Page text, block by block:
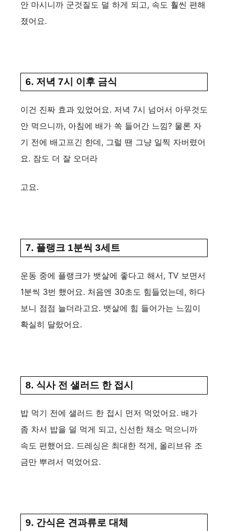
안 마시니까 군것질도 덜 하게 되고, 속도 훨씬 편해
졌어요.
6. 저녁 7시 이후 금식
이건 진짜 효과 있었어요. 저녁 7시 넘어서 아무것도
안 먹으니까, 아침에 배가 쏙 들어간 느낌? 물론 자
기 전에 배고프긴 한데, 그럴 땐 그냥 일찍 자버렸어
요. 잠도 더 잘 오더라
고요.
7. 플랭크 1분씩 3세트
운동 중에 플랭크가 뱃살에 좋다고 해서, TV 보면서
1분씩 3번 했어요. 처음엔 30초도 힘들었는데, 하다
보니 점점 늘더라고요. 뱃살에 힘 들어가는 느낌이
확실히 달랐어요.
8. 식사 전 샐러드 한 접시
밥 먹기 전에 샐러드 한 접시 먼저 먹었어요. 배가
좀 차서 밥을 덜 먹게 되고, 신선한 채소 먹으니까
속도 편했어요. 드레싱은 최대한 적게, 올리브유 조
금만 뿌려서 먹었어요.
9. 간식은 견과류로 대체